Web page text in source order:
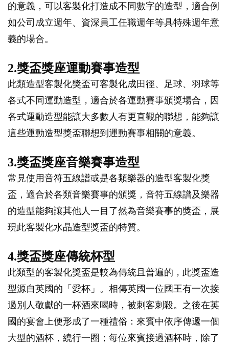
的意義，可以客製化打造成不同數字的造型，適合例
如公司成立週年、資深員工任職週年等具特殊週年意
義的場合。
2.獎盃獎座運動賽事造型
此類造型客製化獎盃可客製化成田徑、足球、羽球等
各式不同運動造型，適合於各運動賽事頒獎場合，因
各式運動造型能讓大多數人有更直觀的聯想，能夠讓
這些運動造型獎盃聯想到運動賽事相關的意義。
3.獎盃獎座音樂賽事造型
常見使用音符五線譜或是各類樂器的造型客製化獎
盃，適合於各類音樂賽事的頒獎，音符五線譜及樂器
的造型能夠讓其他人一目了然為音樂賽事的獎盃，展
現此客製化水晶造型獎盃的特質。
4.獎盃獎座傳統杯型
此類型的客製化獎盃是較為傳統且普遍的，此獎盃造
型源自英國的「愛杯」。相傳英國一位國王有一次接
過別人敬獻的一杯酒來喝時，被刺客刺殺。之後在英
國的宴會上便形成了一種禮俗：來賓中依序傳遞一個
大型的酒杯，繞行一圈；每位來賓接過酒杯時，除了